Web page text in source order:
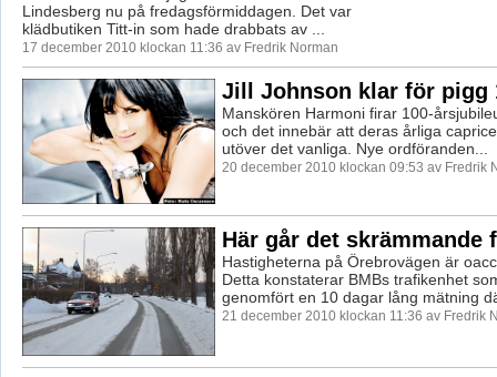
Lindesberg nu på fredagsförmiddagen. Det var
klädbutiken Titt-in som hade drabbats av ...
17 december 2010 klockan 11:36 av Fredrik Norman
Jill Johnson klar för pigg
Manskören Harmoni firar 100-
och det innebär att deras årliga
utöver det vanliga. Nye ordföranden...
20 december 2010 klockan 09:53 av Fredrik
Här går det skrämmande
Hastigheterna på Örebrovägen är
Detta konstaterar BMBs trafikenhet
genomfört en 10 dagar lång mätning
21 december 2010 klockan 11:36 av Fredrik